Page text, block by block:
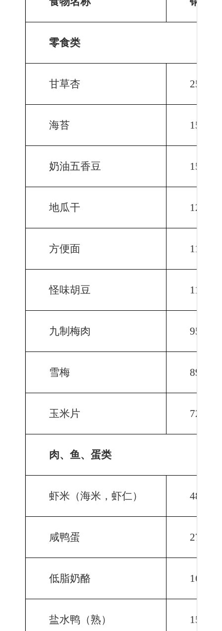
零食类
甘草杏 2574.2
海苔 1599.1
奶油五香豆 1577.0
地瓜干 1287.4
方便面 1144.0
怪味胡豆 1102.1
九制梅肉 958.0
雪梅 895.6
玉米片 725.0
肉、鱼、蛋类
虾米（海米，虾仁） 4891.9
咸鸭蛋 2706.1
低脂奶酪 1684.8
盐水鸭（熟） 1557.5